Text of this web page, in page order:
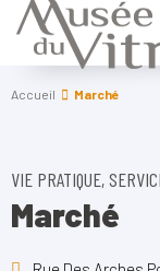
Accueil Marché
VIE PRATIQUE,
Marché